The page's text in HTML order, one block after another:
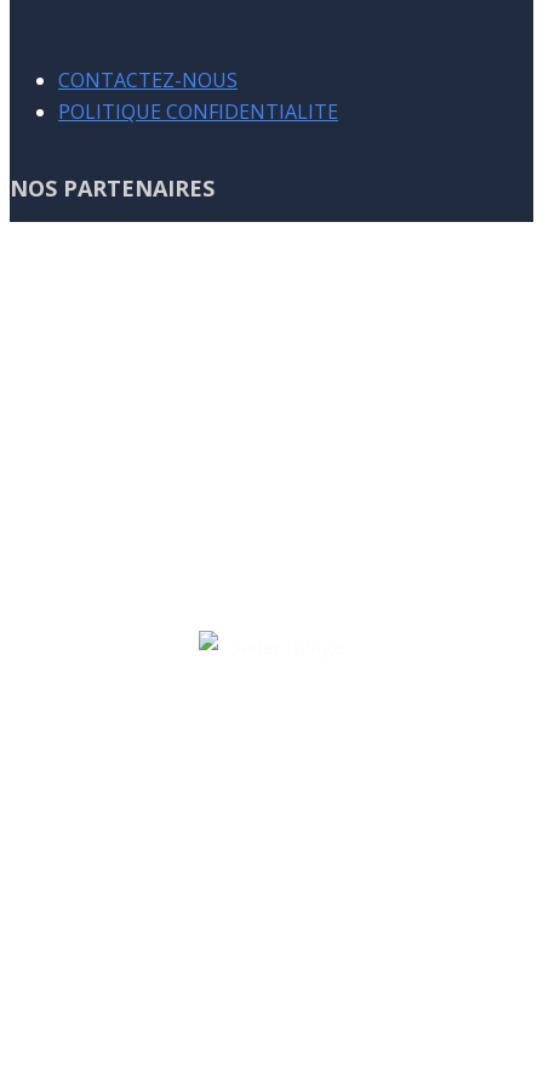
CONTACTEZ-NOUS
POLITIQUE CONFIDENTIALITE
NOS PARTENAIRES